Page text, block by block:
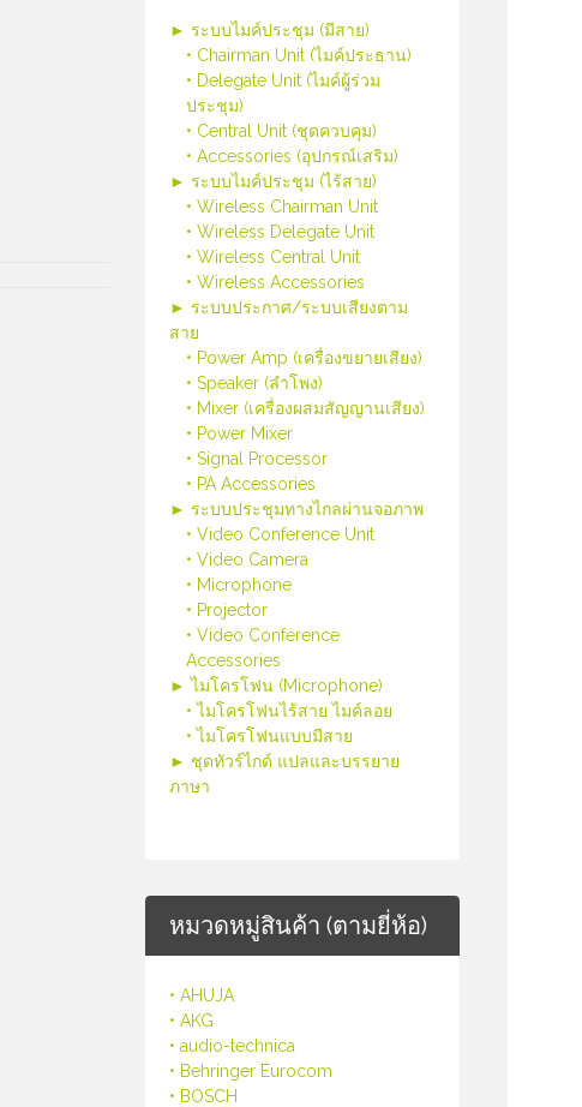
► ระบบไมค์ประชุม (มีสาย)
• Chairman Unit (ไมค์ประธาน)
• Delegate Unit (ไมค์ผู้ร่วม
ประชุม)
• Central Unit (ชุดควบคุม)
• Accessories (อุปกรณ์เสริม)
► ระบบไมค์ประชุม (ไร้สาย)
• Wireless Chairman Unit
• Wireless Delegate Unit
• Wireless Central Unit
• Wireless Accessories
► ระบบประกาศ/ระบบเสียงตาม
สาย
• Power Amp (เครื่องขยายเสียง)
• Speaker (ลำโพง)
• Mixer (เครื่องผสมสัญญานเสียง)
• Power Mixer
• Signal Processor
• PA Accessories
► ระบบประชุมทางไกลผ่านจอภาพ
• Video Conference Unit
• Video Camera
• Microphone
• Projector
• Video Conference
Accessories
► ไมโครโฟน (Microphone)
• ไมโครโฟนไร้สาย ไมค์ลอย
• ไมโครโฟนแบบมีสาย
► ชุดทัวร์ไกด์ แปลและบรรยาย
ภาษา
หมวดหมู่สินค้า (ตามยี่ห้อ)
• AHUJA
• AKG
• audio-technica
• Behringer Eurocom
• BOSCH